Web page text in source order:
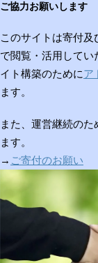
ご協力お願いします
このサイトは寄付
で閲覧・活用してい
イト構築のためにア
ます。
また、運営継続の
ます。
→ ご寄付のお願い